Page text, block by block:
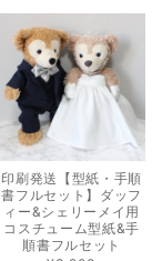
印刷発送【型紙・手順
書フルセット】ダッフ
ィー&シェリーメイ用
コスチューム型紙&手
順書フルセット